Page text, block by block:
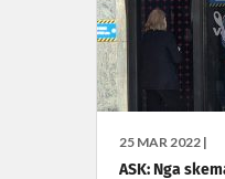
25 MAR 2022 |
ASK: Nga